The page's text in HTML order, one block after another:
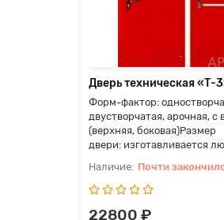
Дверь техническая «Т-
Форм-фактор:
двустворчатая, арочная, с
(верхняя, боковая)Размер
двери: изготавливается
Почти
22800 ₽